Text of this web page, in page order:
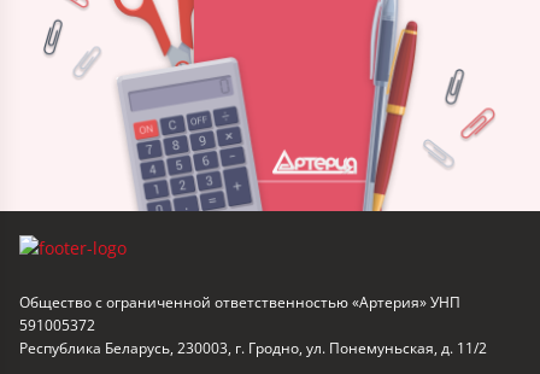
Общество с ограниченной ответственностью «Артерия» УНП
591005372
Республика Беларусь, 230003, г. Гродно, ул. Понемуньская, д. 11/2